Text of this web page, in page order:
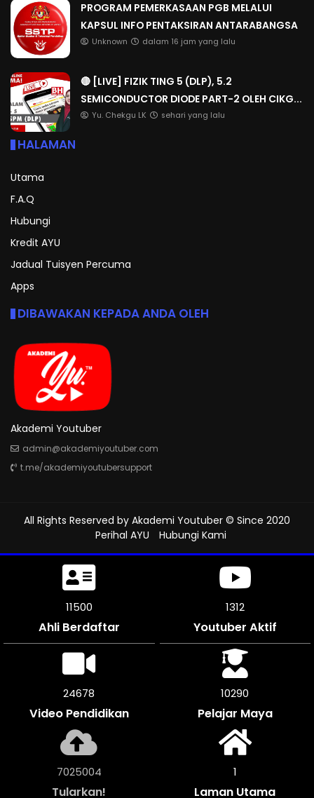
PROGRAM PEMERKASAAN PGB MELALUI
KAPSUL INFO PENTAKSIRAN ANTARABANGSA
Unknown dalam 16 jam yang lalu
🔴 [LIVE] FIZIK TING 5 (DLP), 5.2
SEMICONDUCTOR DIODE PART-2 OLEH CIKG...
Yu. Chekgu LK sehari yang lalu
HALAMAN
Utama
F.A.Q
Hubungi
Kredit AYU
Jadual Tuisyen Percuma
Apps
DIBAWAKAN KEPADA ANDA OLEH
Akademi Youtuber
admin@akademiyoutuber.com
t.me/akademiyoutubersupport
All Rights Reserved by Akademi Youtuber © Since 2020
Perihal AYU
Hubungi Kami
11500
Ahli Berdaftar
1312
Youtuber Aktif
25316
Video Pendidikan
10290
Pelajar Maya
7262416
Tularkan!
1
Laman Utama